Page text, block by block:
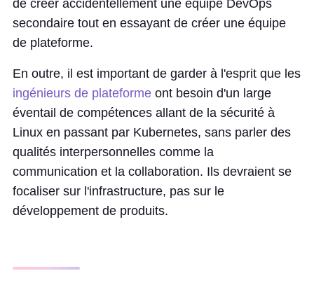
de créer accidentellement une équipe DevOps
secondaire tout en essayant de créer une équipe
de plateforme.
En outre, il est important de garder à l'esprit que les
ingénieurs de plateforme ont besoin d'un large
éventail de compétences allant de la sécurité à
Linux en passant par Kubernetes, sans parler des
qualités interpersonnelles comme la
communication et la collaboration. Ils devraient se
focaliser sur l'infrastructure, pas sur le
développement de produits.